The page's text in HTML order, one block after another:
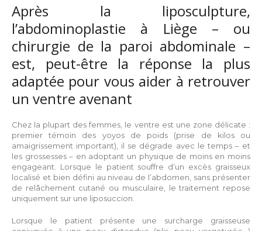
Après la liposculpture,
l’abdominoplastie à Liège – ou
chirurgie de la paroi abdominale –
est, peut-être la réponse la plus
adaptée pour vous aider à retrouver
un ventre avenant
Chez la plupart des femmes, le ventre est une zone délicate :
premier témoin des yoyos de poids (prise de kilos ou
amaigrissement important), il se dégrade avec le temps – et
les grossesses – en adoptant un physique de moins en moins
engageant. Lorsque le patient souffre d’un excès graisseux
localisé et bien défini au niveau de l’abdomen, sans présenter
de relâchement cutané ou musculaire, le traitement repose
uniquement sur une liposuccion.
Lorsque le patient présente une surcharge graisseuse